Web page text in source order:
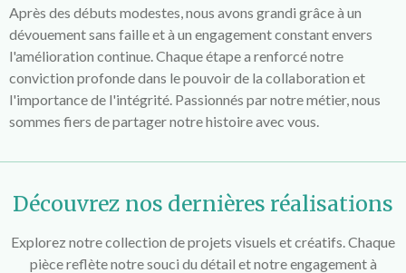
Après des débuts modestes, nous avons grandi grâce à un
dévouement sans faille et à un engagement constant envers
l'amélioration continue. Chaque étape a renforcé notre
conviction profonde dans le pouvoir de la collaboration et
l'importance de l'intégrité. Passionnés par notre métier, nous
sommes fiers de partager notre histoire avec vous.
Découvrez nos dernières réalisations
Explorez notre collection de projets visuels et créatifs. Chaque
pièce reflète notre souci du détail et notre engagement à